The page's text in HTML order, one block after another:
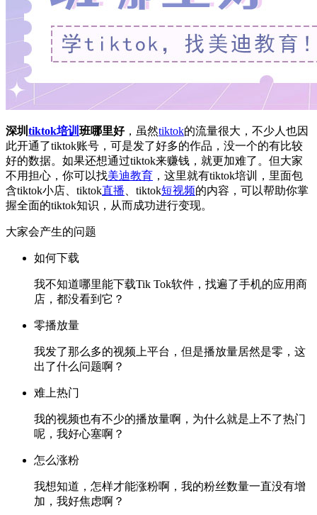
深圳 tiktok培训 班哪里好，虽然tiktok的流量很大，不少人也因
此开通了tiktok账号，可是发了好多的作品，没一个的有比较
好的数据。如果还想通过tiktok来赚钱，就更加难了。但大家
不用担心，你可以找美迪教育 ，这里就有tiktok培训，里面包
含tiktok小店、tiktok直播 、tiktok短视频的内容，可以帮助你掌
握全面的tiktok知识，从而成功进行变现。
大家会产生的问题
如何下载
我不知道哪里能下载Tik Tok软件，找遍了手机的应用商
店，都没看到它？
零播放量
我发了那么多的视频上平台，但是播放量居然是零，这
出了什么问题啊？
难上热门
我的视频也有不少的播放量啊，为什么就是上不了热门
呢，我好心塞啊？
怎么涨粉
我想知道，怎样才能涨粉啊，我的粉丝数量一直没有增
加，我好焦虑啊？